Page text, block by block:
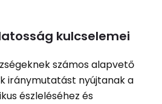
kulcselemei
számos alapvető
iránymutatást nyújtanak a
észleléséhez és